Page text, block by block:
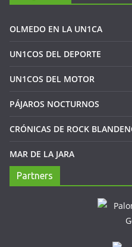
OLMEDO EN LA UN1CA
UN1COS DEL DEPORTE
UN1COS DEL MOTOR
PÁJAROS NOCTURNOS
CRÓNICAS DE ROCK
MAR DE LA JARA
Partners